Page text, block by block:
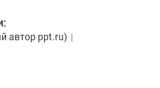
автор ppt.ru) |